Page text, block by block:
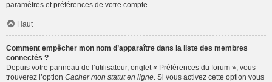
paramètres et préférences de votre compte.
Haut
Comment empêcher mon nom d’apparaître dans la liste des membres
connectés ?
Depuis votre panneau de l’utilisateur, onglet « Préférences du forum », vous
trouverez l’option Cacher mon statut en ligne. Si vous activez cette option vous